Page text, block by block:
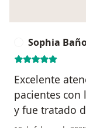
Sophia
Excelente
pacientes
y fue tratado